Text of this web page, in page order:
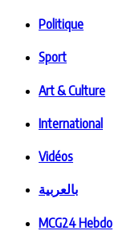
Politique
Sport
Art & Culture
International
Vidéos
بالعربية
MCG24 Hebdo